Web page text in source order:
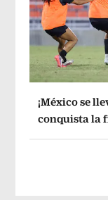
¡México se
conquista la